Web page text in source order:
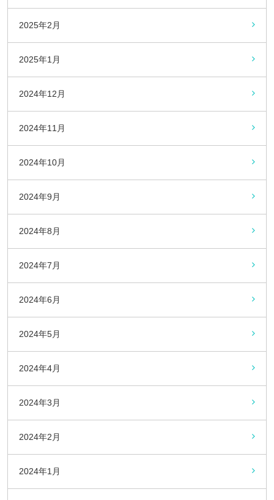
2025年2月
2025年1月
2024年12月
2024年11月
2024年10月
2024年9月
2024年8月
2024年7月
2024年6月
2024年5月
2024年4月
2024年3月
2024年2月
2024年1月